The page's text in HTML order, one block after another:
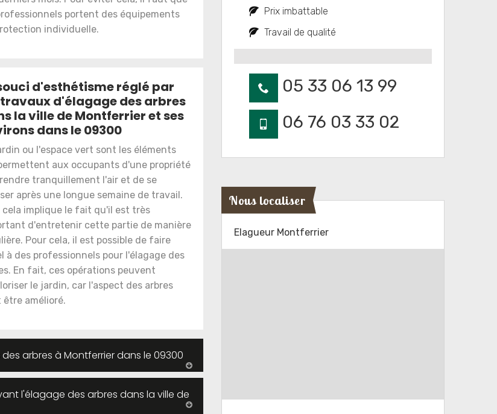
portent des équipements
individuelle.
d'esthétisme réglé par
d'élagage des arbres
la ville de Montferrier et ses
dans le 09300
ou l'espace vert sont les éléments
aux occupants d'une propriété
tranquillement l'air et de se
après une longue semaine de travail.
cela implique le fait qu'il est très
d'entretenir cette partie de manière
Pour cela, il est possible de faire
à des professionnels pour l'élagage des
En fait, ces opérations peuvent
le jardin, car l'aspect des arbres
être amélioré.
arbres à Montferrier dans le 09300
l'élagage des arbres dans la ville de
Prix imbattable
Travail de qualité
05 33 06 13 99
06 76 03 33 02
Nous localiser
Elagueur Montferrier